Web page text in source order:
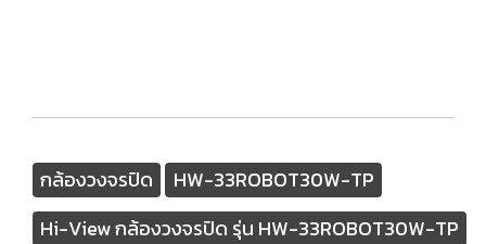
กล้องวงจรปิด
HW-33ROBOT30W-TP
Hi-View กล้องวงจรปิด รุ่น HW-33ROBOT30W-TP